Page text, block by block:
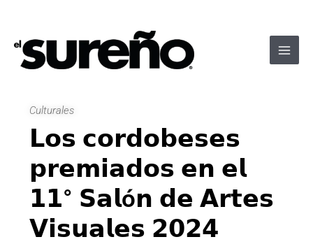
contenido
Culturales
𝗟𝗼𝘀 𝗰𝗼𝗿𝗱𝗼𝗯𝗲𝘀𝗲𝘀
𝗽𝗿𝗲𝗺𝗶𝗮𝗱𝗼𝘀 𝗲𝗻 𝗲𝗹
𝟭𝟭° 𝗦𝗮𝗹ó𝗻 𝗱𝗲 𝗔𝗿𝘁𝗲𝘀
𝗩𝗶𝘀𝘂𝗮𝗹𝗲𝘀 𝟮𝟬𝟮𝟰
entradas